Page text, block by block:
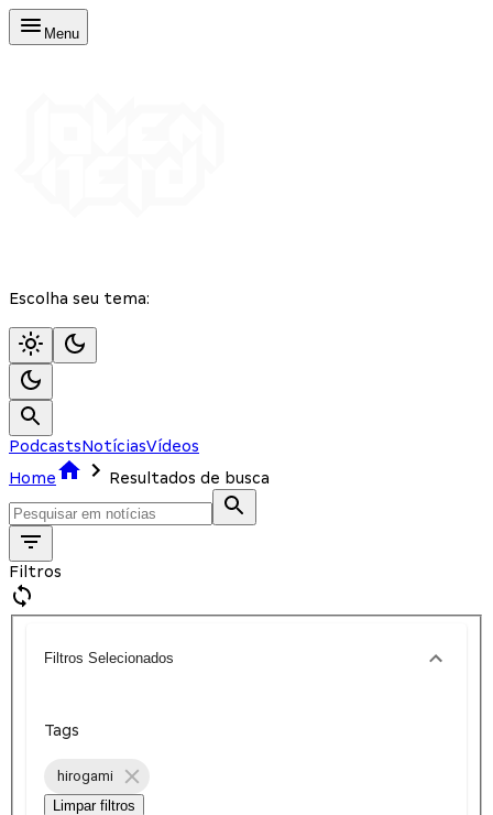
Menu
Escolha seu tema:
PodcastsNotíciasVídeos
Home
Resultados de busca
Filtros
Filtros Selecionados
Tags
hirogami
Limpar filtros